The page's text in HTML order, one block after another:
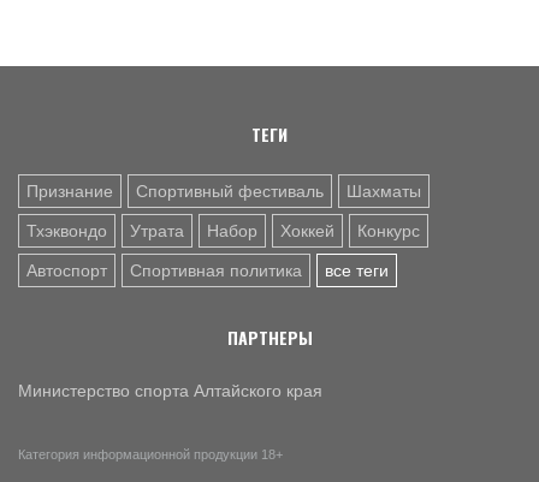
6 АВГ. 12:55 ГРЕБЛЯ НА БАЙДАРКАХ И КАНОЭ
ТЕГИ
Признание Спортивный фестиваль Шахматы
Тхэквондо Утрата Набор Хоккей Конкурс
Автоспорт Спортивная политика все теги
ПАРТНЕРЫ
Министерство спорта Алтайского края
Категория информационной продукции 18+